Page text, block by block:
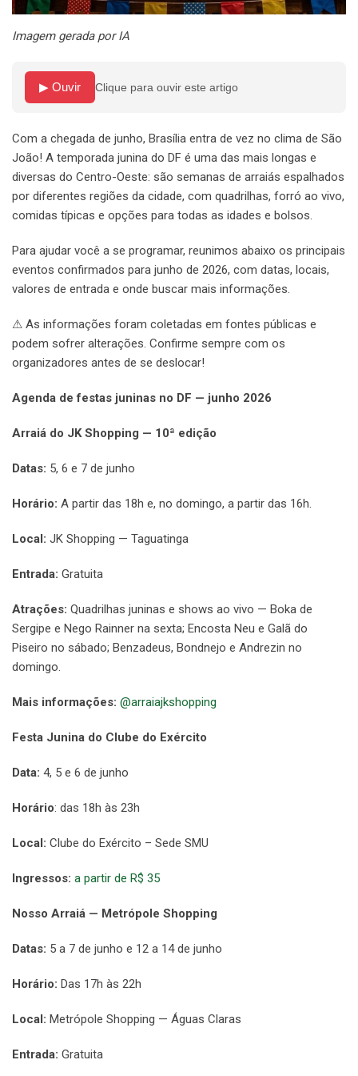
Imagem gerada por IA
▶ Ouvir Clique para ouvir este artigo
Com a chegada de junho, Brasília entra de vez no clima de São
João! A temporada junina do DF é uma das mais longas e
diversas do Centro-Oeste: são semanas de arraiás espalhados
por diferentes regiões da cidade, com quadrilhas, forró ao vivo,
comidas típicas e opções para todas as idades e bolsos.
Para ajudar você a se programar, reunimos abaixo os principais
eventos confirmados para junho de 2026, com datas, locais,
valores de entrada e onde buscar mais informações.
⚠ As informações foram coletadas em fontes públicas e
podem sofrer alterações. Confirme sempre com os
organizadores antes de se deslocar!
Agenda de festas juninas no DF — junho 2026
Arraiá do JK Shopping — 10ª edição
Datas: 5, 6 e 7 de junho
Horário: A partir das 18h e, no domingo, a partir das 16h.
Local: JK Shopping — Taguatinga
Entrada: Gratuita
Atrações: Quadrilhas juninas e shows ao vivo — Boka de
Sergipe e Nego Rainner na sexta; Encosta Neu e Galã do
Piseiro no sábado; Benzadeus, Bondnejo e Andrezin no
domingo.
Mais informações: @arraiajkshopping
Festa Junina do Clube do Exército
Data: 4, 5 e 6 de junho
Horário: das 18h às 23h
Local: Clube do Exército – Sede SMU
Ingressos: a partir de R$ 35
Nosso Arraiá — Metrópole Shopping
Datas: 5 a 7 de junho e 12 a 14 de junho
Horário: Das 17h às 22h
Local: Metrópole Shopping — Águas Claras
Entrada: Gratuita